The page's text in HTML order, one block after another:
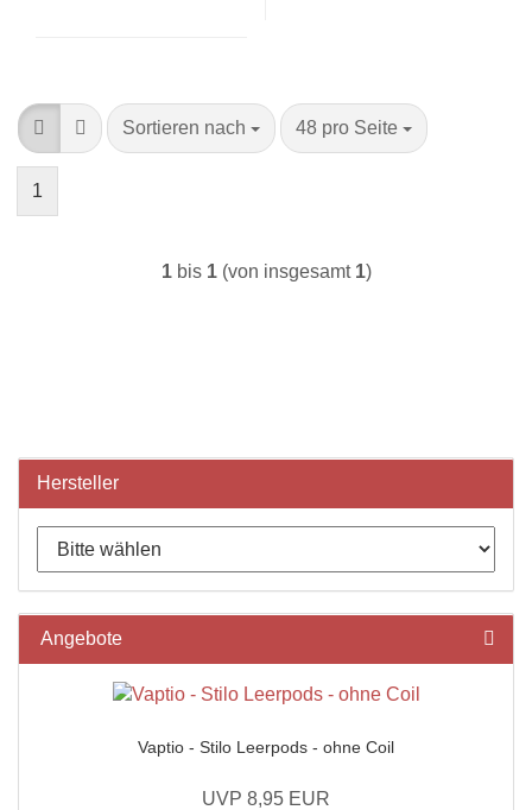
Sortieren nach
Sortieren nach 48 pro Seite
pro Seite
1
1bis 1(von insgesamt 1)
Hersteller
Angebote
Vaptio - Stilo Leerpods - ohne Coil
UVP 8,95 EUR